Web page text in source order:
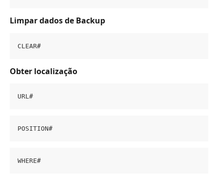
Limpar dados de Backup
CLEAR#
Obter localização
URL#
POSITION#
WHERE#